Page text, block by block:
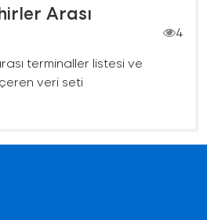
Arası
4
terminaller listesi ve
veri seti